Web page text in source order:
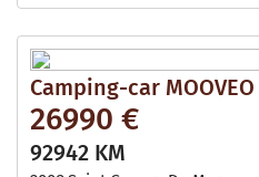
Camping-car
26990 €
92942 KM